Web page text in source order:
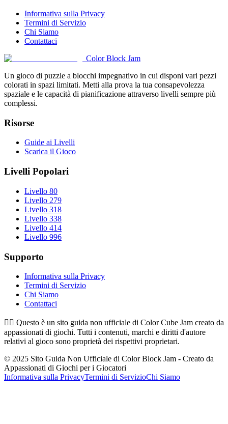
Informativa sulla Privacy
Termini di Servizio
Chi Siamo
Contattaci
Color Block Jam
Un gioco di puzzle a blocchi impegnativo in cui disponi vari pezzi
colorati in spazi limitati. Metti alla prova la tua consapevolezza
spaziale e le capacità di pianificazione attraverso livelli sempre più
complessi.
Risorse
Guide ai Livelli
Scarica il Gioco
Livelli Popolari
Livello 80
Livello 279
Livello 318
Livello 338
Livello 414
Livello 996
Supporto
Informativa sulla Privacy
Termini di Servizio
Chi Siamo
Contattaci
👉🏻 Questo è un sito guida non ufficiale di Color Cube Jam creato da
appassionati di giochi. Tutti i contenuti, marchi e diritti d'autore
relativi al gioco sono proprietà dei rispettivi proprietari.
© 2025 Sito Guida Non Ufficiale di Color Block Jam - Creato da
Appassionati di Giochi per i Giocatori
Informativa sulla PrivacyTermini di ServizioChi Siamo